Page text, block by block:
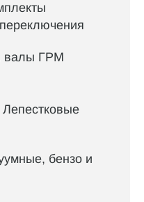
валы ГРМ
бензо и